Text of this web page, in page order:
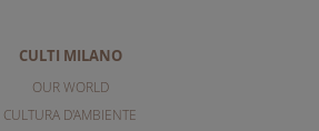
CULTI MILANO
OUR WORLD
CULTURA D'AMBIENTE